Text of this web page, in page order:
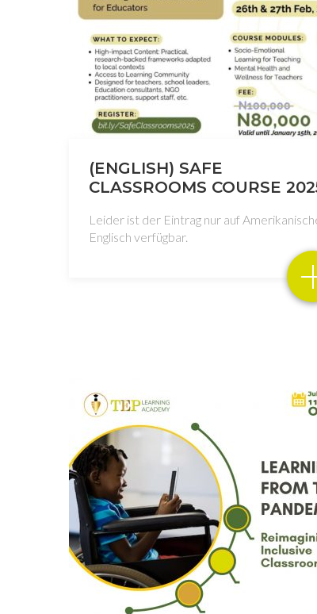
(ENGLISH) SAFE
CLASSROOMS COURSE
Leider ist der Eintrag nur auf
Englisch verfügbar.